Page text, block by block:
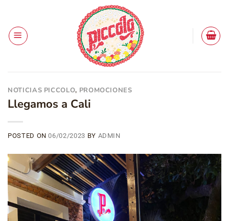
contenido
NOTICIAS PICCOLO, PROMOCIONES
Llegamos a Cali
POSTED ON06/02/2023 BY ADMIN